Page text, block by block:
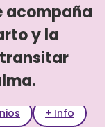
acompaña
y la
+ Info